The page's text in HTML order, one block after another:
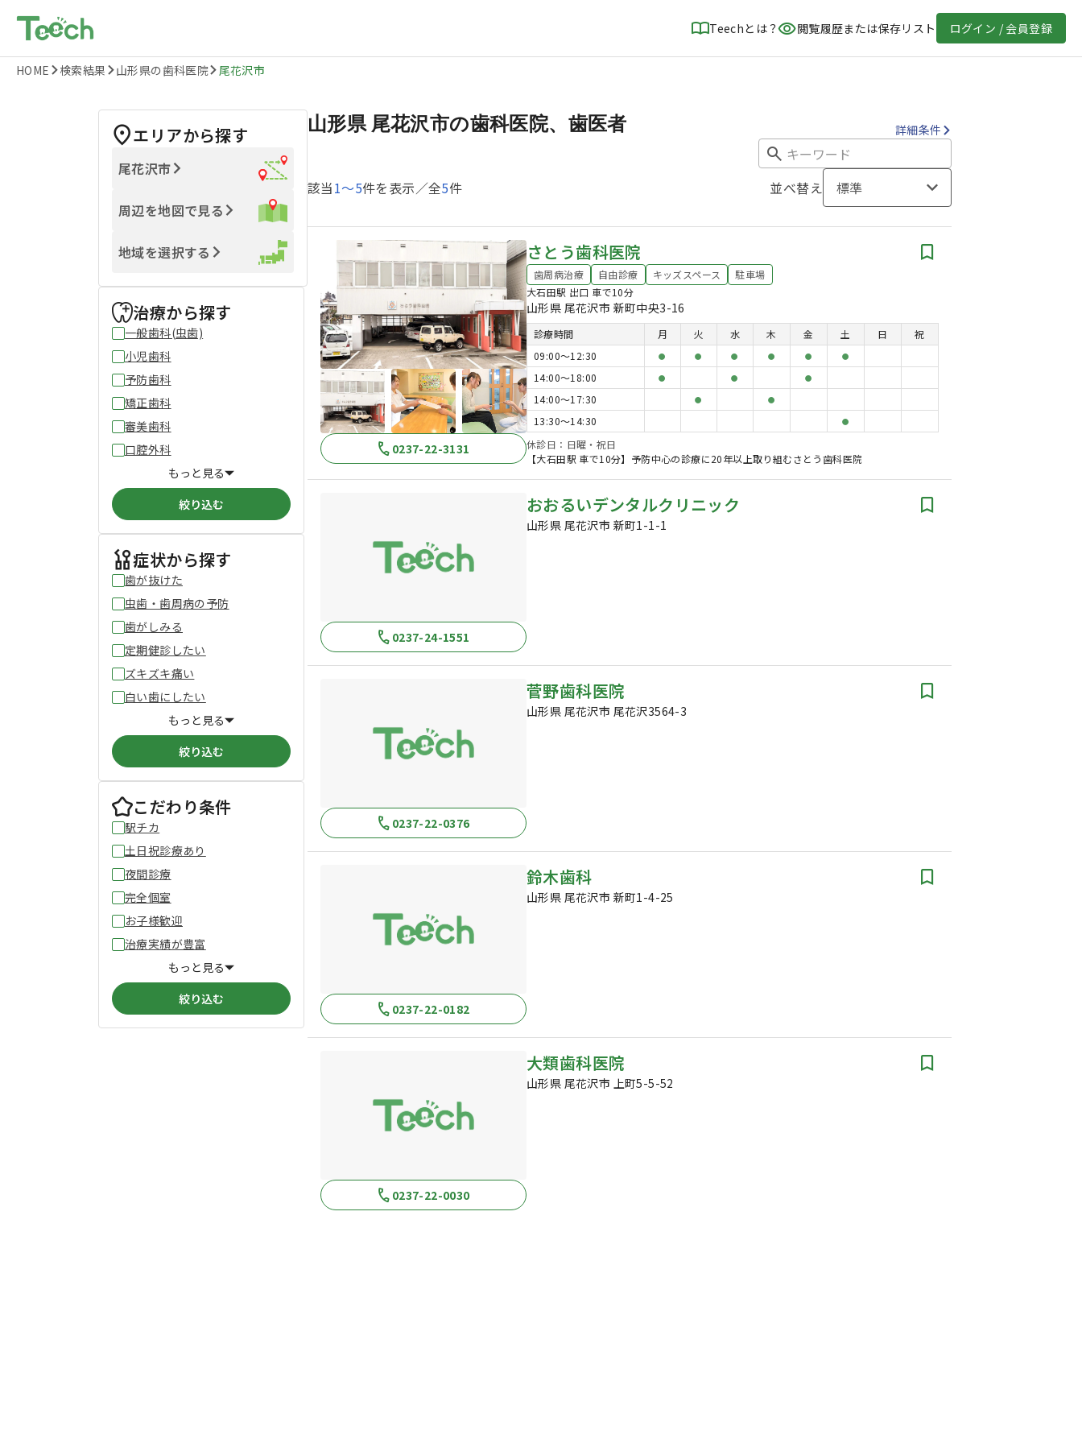
Teechとは？ 閲覧履歴または保存リスト ログイン / 会員登録
HOME 検索結果 山形県の歯科医院 尾花沢市
エリアから探す
尾花沢市
周辺を地図で見る
地域を選択する
治療から探す
一般歯科(虫歯)
小児歯科
予防歯科
矯正歯科
審美歯科
口腔外科
もっと見る
絞り込む
症状から探す
歯が抜けた
虫歯・歯周病の予防
歯がしみる
定期健診したい
ズキズキ痛い
白い歯にしたい
もっと見る
絞り込む
こだわり条件
駅チカ
土日祝診療あり
夜間診療
完全個室
お子様歓迎
治療実績が豊富
もっと見る
絞り込む
山形県 尾花沢市の歯科医院、歯医者 詳細条件
該当1〜5件を表示／全5件 並べ替え 標準
0237-22-3131
さとう歯科医院
歯周病治療 自由診療 キッズスペース
駐車場
大石田駅 出口 車で10分
山形県 尾花沢市 新町中央3-16
診療時間 月 火 水 木 金 土 日
祝
09:00〜12:30
● ● ● ● ● ●
14:00〜18:00 ● ● ●
14:00〜17:30 ● ●
13:30〜14:30 ●
休診日：日曜・祝日
【大石田駅 車で10分】予防中心の診療に20年以上取り組むさとう歯科医院
0237-24-1551
おおるいデンタルクリニック
山形県 尾花沢市 新町1-1-1
0237-22-0376
菅野歯科医院
山形県 尾花沢市 尾花沢3564-3
0237-22-0182
鈴木歯科
山形県 尾花沢市 新町1-4-25
0237-22-0030
大類歯科医院
山形県 尾花沢市 上町5-5-52